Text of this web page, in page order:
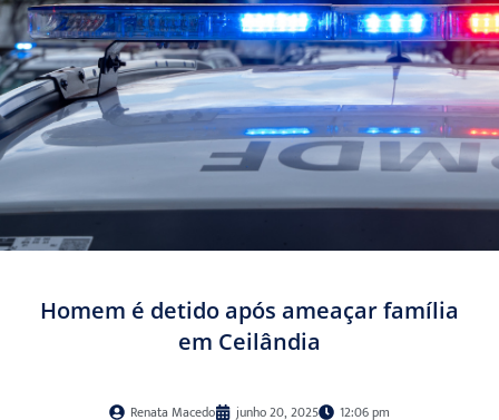
Homem é detido após ameaçar família
em Ceilândia
Renata Macedo junho 20, 2025 12:06 pm